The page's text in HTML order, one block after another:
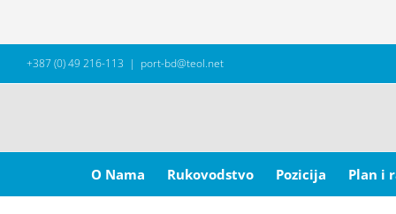
+387 (0) 49 216-113 | port-bd@teol.net
for:
O Nama
Rukovodstvo Pozicija Plan i